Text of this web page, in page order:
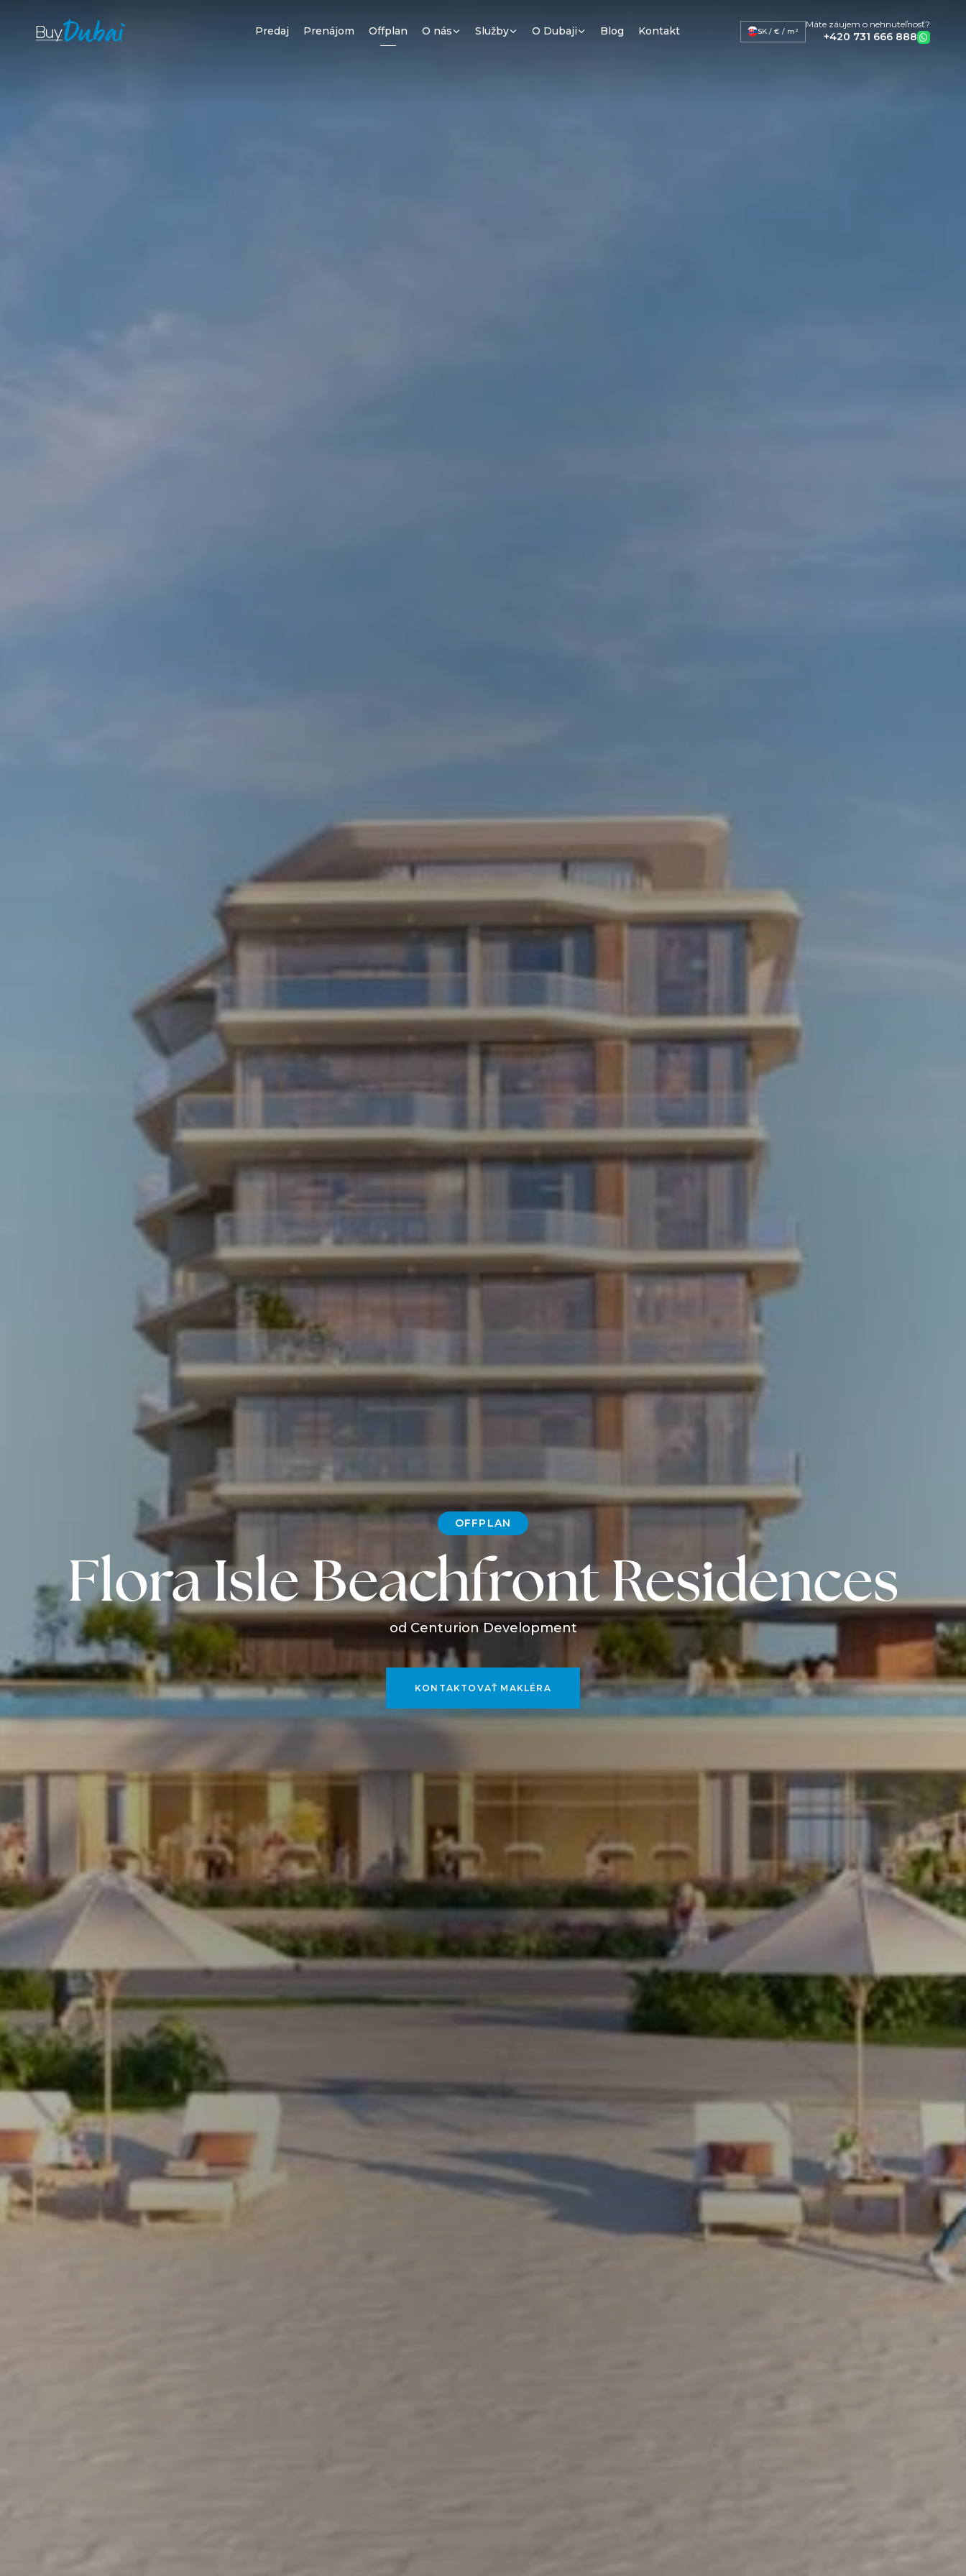
Predaj Prenájom Offplan O nás Služby O Dubaji Blog Kontakt SK / € / m²
Máte záujem o nehnuteľnosť?
+420 731 666 888
OFFPLAN
Flora Isle Beachfront Residences
od Centurion Development
KONTAKTOVAŤ MAKLÉRA